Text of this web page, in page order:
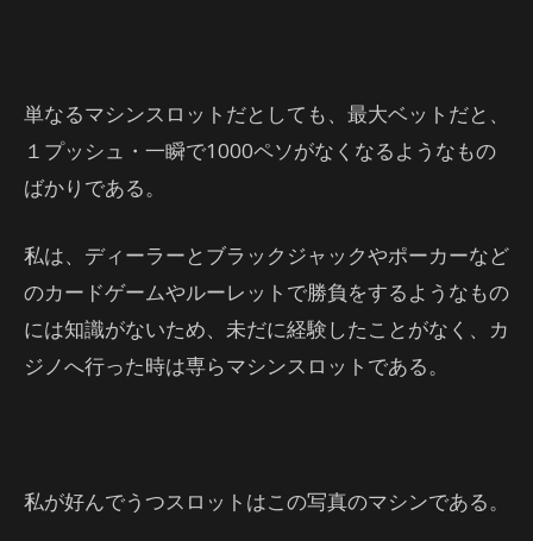
単なるマシンスロットだとしても、最大ベットだと、
１プッシュ・一瞬で1000ペソがなくなるようなもの
ばかりである。
私は、ディーラーとブラックジャックやポーカーなど
のカードゲームやルーレットで勝負をするようなもの
には知識がないため、未だに経験したことがなく、カ
ジノへ行った時は専らマシンスロットである。
私が好んでうつスロットはこの写真のマシンである。